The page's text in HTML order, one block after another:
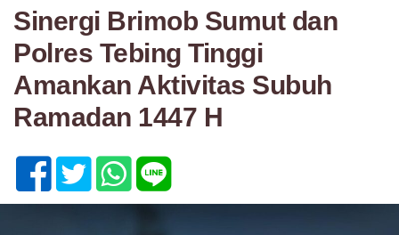
Sinergi Brimob Sumut dan
Polres Tebing Tinggi
Amankan Aktivitas Subuh
Ramadan 1447 H